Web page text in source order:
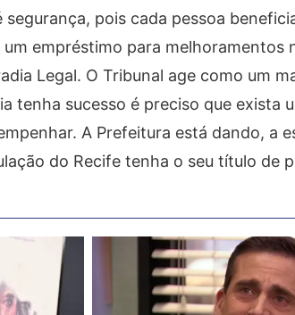
pois cada pessoa
empréstimo para melhoramentos
Legal. O Tribunal age como um
tenha sucesso é preciso que exista
A Prefeitura está dando, a
do Recife tenha o seu título de